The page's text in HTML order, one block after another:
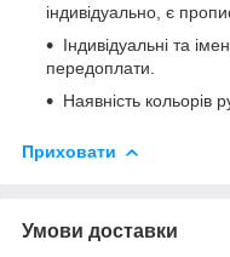
індивідуально, є
Індивідуальні та
передоплати.
Наявність кольорів
Приховати
Умови доставки